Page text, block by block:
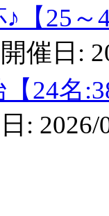
♪【25
開催日:
【24名
: 2026/